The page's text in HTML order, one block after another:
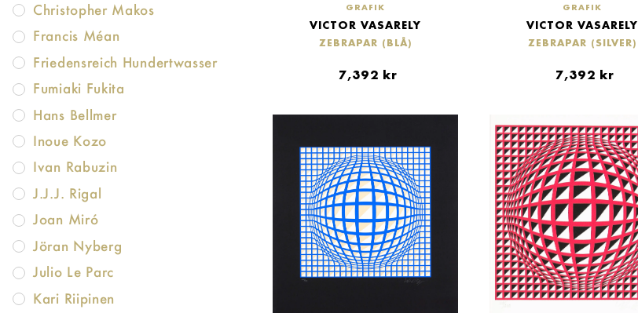
Christopher Makos
Francis Méan
Friedensreich Hundertwasser
Fumiaki Fukita
Hans Bellmer
Inoue Kozo
Ivan Rabuzin
J.J.J. Rigal
Joan Miró
Jöran Nyberg
Julio Le Parc
Kari Riipinen
GRAFIK
VICTOR VASARELY
ZEBRAPAR (BLÅ)
7,392 kr
GRAFIK
VICTOR VASARELY
ZEBRAPAR (SILVER)
7,392 kr